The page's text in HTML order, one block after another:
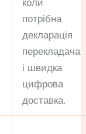
коли
потрібна
декларація
перекладача
і швидка
цифрова
доставка.